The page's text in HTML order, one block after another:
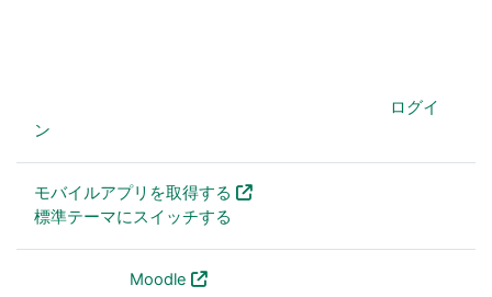
ログイ
ン
モバイルアプリを取得する
標準テーマにスイッチする
Moodle